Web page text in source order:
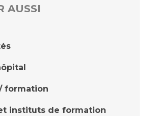
AUSSI
formation
instituts de formation